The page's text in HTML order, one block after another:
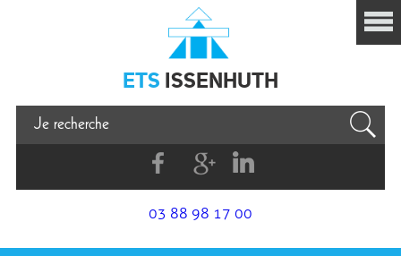
Issenhuth
ETS ISSENHUTH
FacebookG+
Linkedin
03 88 98 17 00